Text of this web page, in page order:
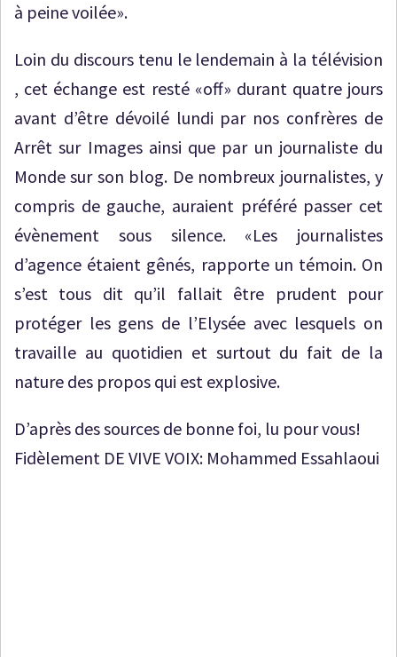
à peine voilée».
Loin du discours tenu le lendemain à la télévision
, cet échange est resté «off» durant quatre jours
avant d’être dévoilé lundi par nos confrères de
Arrêt sur Images ainsi que par un journaliste du
Monde sur son blog. De nombreux journalistes, y
compris de gauche, auraient préféré passer cet
évènement sous silence. «Les journalistes
d’agence étaient gênés, rapporte un témoin. On
s’est tous dit qu’il fallait être prudent pour
protéger les gens de l’Elysée avec lesquels on
travaille au quotidien et surtout du fait de la
nature des propos qui est explosive.
D’après des sources de bonne foi, lu pour vous!
Fidèlement DE VIVE VOIX: Mohammed Essahlaoui